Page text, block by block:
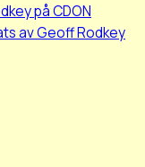
på CDON
av Geoff Rodkey